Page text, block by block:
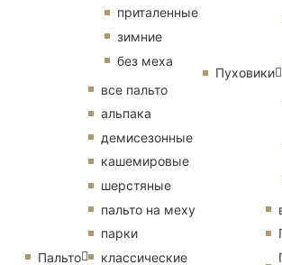
приталенные
зимние
без меха
Пальто
все пальто
альпака
демисезонные
кашемировые
шерстяные
пальто на меху
парки
классические
Пуховики